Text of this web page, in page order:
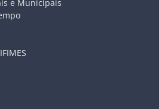
e Municipais